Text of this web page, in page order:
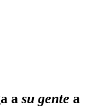
a su gente a